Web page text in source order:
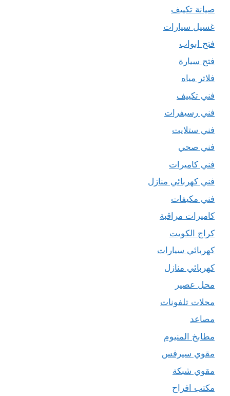
صيانة تكييف
غسيل سيارات
فتح ابواب
فتح سيارة
فلاتر مياه
فني تكييف
فني رسيفرات
فني ستلايت
فني صحي
فني كاميرات
فني كهربائي منازل
فني مكيفات
كاميرات مراقبة
كراج الكويت
كهربائي سيارات
كهربائي منازل
محل عصير
محلات تلفونات
مصاعد
مطابخ المنيوم
مقوي سيرفس
مقوي شبكة
مكتب افراح